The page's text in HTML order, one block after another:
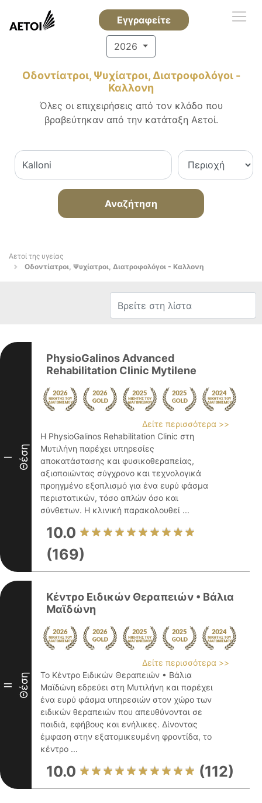
Εγγραφείτε
2026
Οδοντίατροι, Ψυχίατροι, Διατροφολόγοι -
Καλλονη
Όλες οι επιχειρήσεις από τον κλάδο που
βραβεύτηκαν από την κατάταξη Αετοί.
Αναζήτηση
Αετοί της υγείας
Οδοντίατροι, Ψυχίατροι, Διατροφολόγοι - Καλλονη
I Θέση
PhysioGalinos Advanced
Rehabilitation Clinic Mytilene
Δείτε περισσότερα >>
Η PhysioGalinos Rehabilitation Clinic στη
Μυτιλήνη παρέχει υπηρεσίες
αποκατάστασης και φυσικοθεραπείας,
αξιοποιώντας σύγχρονο και τεχνολογικά
προηγμένο εξοπλισμό για ένα ευρύ φάσμα
περιστατικών, τόσο απλών όσο και
σύνθετων. Η κλινική παρακολουθεί ...
10.0
(169)
II Θέση
Κέντρο Ειδικών Θεραπειών • Βάλια
Μαϊδώνη
Δείτε περισσότερα >>
Το Κέντρο Ειδικών Θεραπειών • Βάλια
Μαϊδώνη εδρεύει στη Μυτιλήνη και παρέχει
ένα ευρύ φάσμα υπηρεσιών στον χώρο των
ειδικών θεραπειών που απευθύνονται σε
παιδιά, εφήβους και ενήλικες. Δίνοντας
έμφαση στην εξατομικευμένη φροντίδα, το
κέντρο ...
10.0 (112)